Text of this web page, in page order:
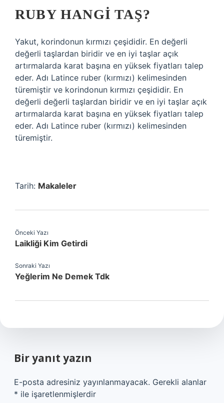
RUBY HANGI TAŞ?
Yakut, korindonun kırmızı çeşididir. En değerli
değerli taşlardan biridir ve en iyi taşlar açık
artırmalarda karat başına en yüksek fiyatları talep
eder. Adı Latince ruber (kırmızı) kelimesinden
türemiştir ve korindonun kırmızı çeşididir. En
değerli değerli taşlardan biridir ve en iyi taşlar açık
artırmalarda karat başına en yüksek fiyatları talep
eder. Adı Latince ruber (kırmızı) kelimesinden
türemiştir.
Tarih: Makaleler
Önceki Yazı
Laikliği Kim Getirdi
Sonraki Yazı
Yeğlerim Ne Demek Tdk
Bir yanıt yazın
E-posta adresiniz yayınlanmayacak. Gerekli alanlar
* ile işaretlenmişlerdir